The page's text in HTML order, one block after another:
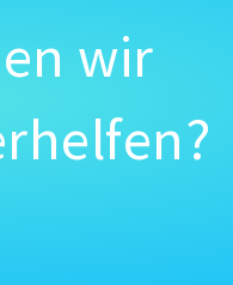
wir